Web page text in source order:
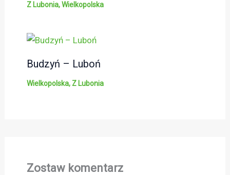
Z Lubonia,Wielkopolska
Budzyń – Luboń
Wielkopolska, Z Lubonia
Zostaw komentarz